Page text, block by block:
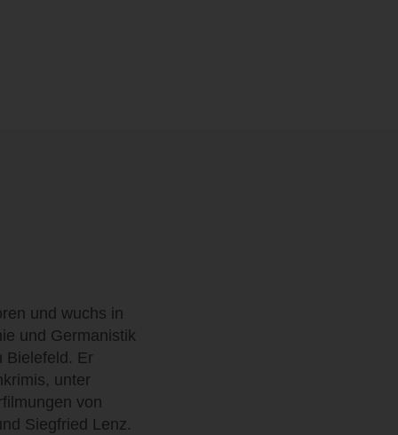
und wuchs in
und Germanistik
Bielefeld. Er
unter
von
Siegfried Lenz.